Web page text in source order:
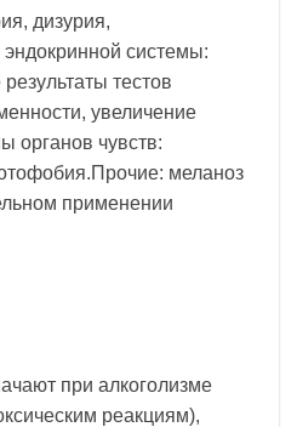
дизурия,
системы:
тестов
увеличение
органов чувств:
меланоз
применении
при алкоголизме
реакциям),